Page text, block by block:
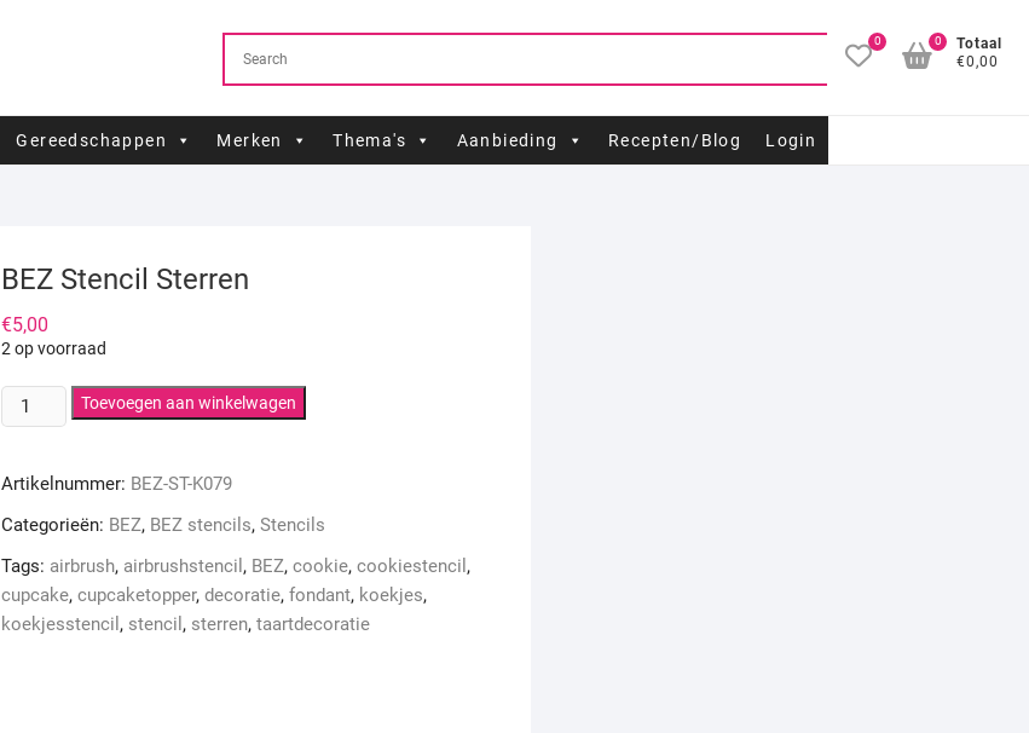
0
Totaal
€0,00
0
Gereedschappen Merken Thema's Aanbieding Recepten/Blog Login
BEZ Stencil Sterren
€5,00
2 op voorraad
BEZ
Stencil
aantal
Toevoegen aan winkelwagen
Artikelnummer: BEZ-ST-K079
Categorieën: BEZ, BEZ stencils, Stencils
Tags: airbrush, airbrushstencil , BEZ, cookie, cookiestencil ,
cupcake, cupcaketopper, decoratie, fondant, koekjes,
koekjesstencil , stencil , sterren, taartdecoratie